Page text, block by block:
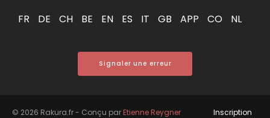
FR DE CH BE EN ES IT GB APP CO NL
Signaler une erreur
© 2026 Rakura.fr - Conçu parEtienne Reygner Inscription